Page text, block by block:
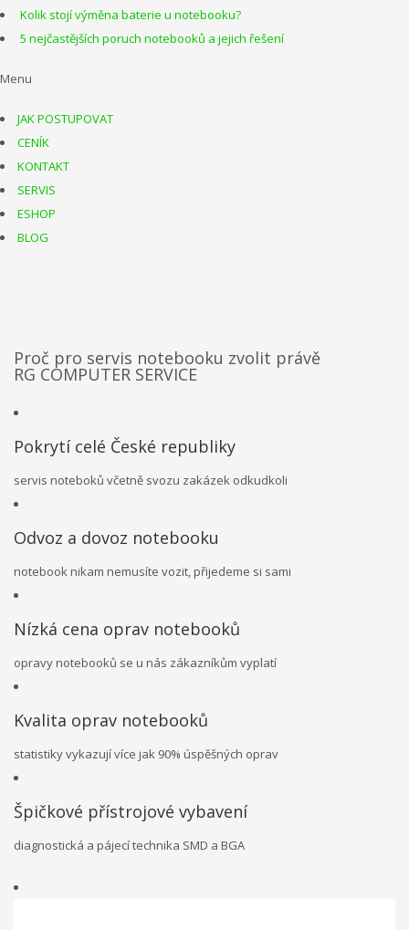
Kolik stojí výměna baterie u notebooku?
5 nejčastějších poruch notebooků a jejich řešení
Menu
JAK POSTUPOVAT
CENÍK
KONTAKT
SERVIS
ESHOP
BLOG
Proč pro servis notebooku zvolit právě
RG COMPUTER SERVICE
Pokrytí celé České republiky
servis noteboků včetně svozu zakázek odkudkoli
Odvoz a dovoz notebooku
notebook nikam nemusíte vozit, přijedeme si sami
Nízká cena oprav notebooků
opravy notebooků se u nás zákazníkům vyplatí
Kvalita oprav notebooků
statistiky vykazují více jak 90% úspěšných oprav
Špičkové přístrojové vybavení
diagnostická a pájecí technika SMD a BGA